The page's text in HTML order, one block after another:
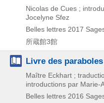
Nicolas de Cues ;
Jocelyne Sfez
Belles lettres 2017
所蔵館3館
Livre des
Maître Eckhart ;
introductions par Marie-
Belles lettres 2016